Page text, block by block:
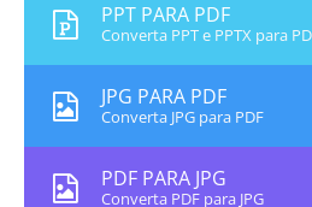
PPT PARA PDF
Converta PPT e PPTX para
JPG PARA PDF
Converta JPG para PDF
PDF PARA JPG
Converta PDF para JPG